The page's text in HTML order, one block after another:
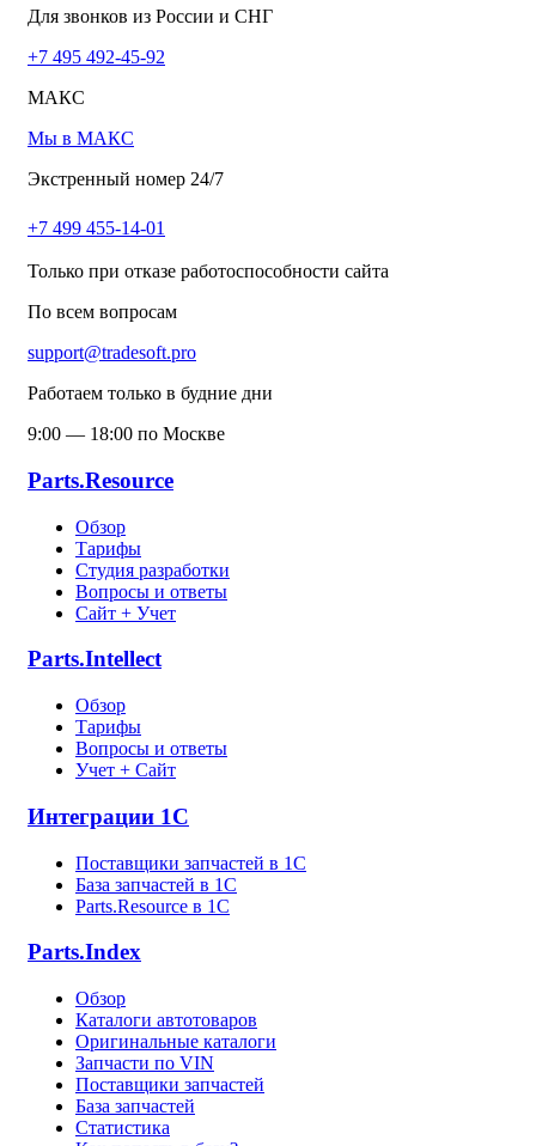
Для звонков из России и СНГ
+7 495 492-45-92
МАКС
Мы в МАКС
Экстренный номер 24/7
+7 499 455-14-01
Только при отказе работоспособности сайта
По всем вопросам
support@tradesoft.pro
Работаем только в будние дни
9:00 — 18:00 по Москве
Parts.Resource
Обзор
Тарифы
Студия разработки
Вопросы и ответы
Сайт + Учет
Parts.Intellect
Обзор
Тарифы
Вопросы и ответы
Учет + Сайт
Интеграции 1С
Поставщики запчастей в 1C
База запчастей в 1С
Parts.Resource в 1C
Parts.Index
Обзор
Каталоги автотоваров
Оригинальные каталоги
Запчасти по VIN
Поставщики запчастей
База запчастей
Статистика